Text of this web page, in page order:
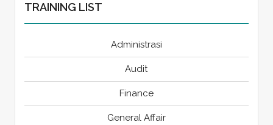
TRAINING LIST
Administrasi
Audit
Finance
General Affair